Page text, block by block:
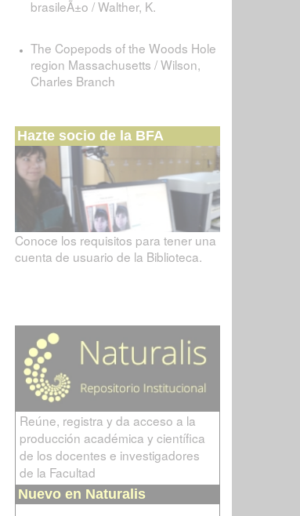
brasileÃ±o / Walther, K.
The Copepods of the Woods Hole
region Massachusetts / Wilson,
Charles Branch
Hazte socio de la BFA
Conoce los requisitos para tener una
cuenta de usuario de la Biblioteca.
Reúne, registra y da acceso a la
producción académica y científica
de los docentes e investigadores
de la Facultad
Nuevo en Naturalis